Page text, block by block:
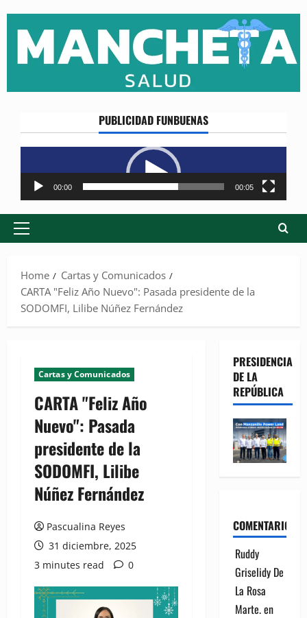
content
PUBLICIDAD FUNBUENAS
Reproductor
de
vídeo
00:00 00:05
Primary
Home
Cartas y Comunicados
CARTA "Feliz Año Nuevo": Pasada presidente de la
SODOMFI, Lilibe Núñez Fernández
Cartas y Comunicados
CARTA "Feliz Año
Nuevo": Pasada
presidente de la
SODOMFI, Lilibe
Núñez Fernández
Pascualina Reyes
31 diciembre, 2025
3 minutes read
0
PRESIDENCIA
DE LA
REPÚBLICA
COMENTARIOS
Ruddy
Griselidy De
La Rosa
Marte.en